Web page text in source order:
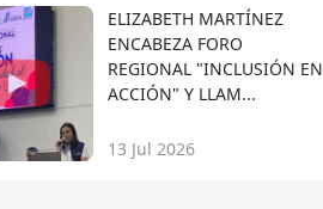
ELIZABETH MARTÍNEZ
ENCABEZA FORO
REGIONAL "INCLUSIÓN EN
ACCIÓN" Y LLAM...
13 Jul 2026